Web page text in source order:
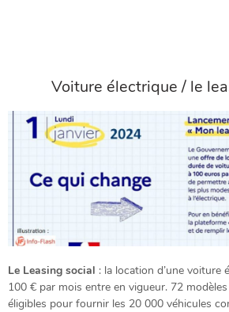
Voiture électrique / le
Le Leasing social : la location d’une voiture
100 € par mois entre en vigueur. 72
éligibles pour fournir les 20 000 véhicules